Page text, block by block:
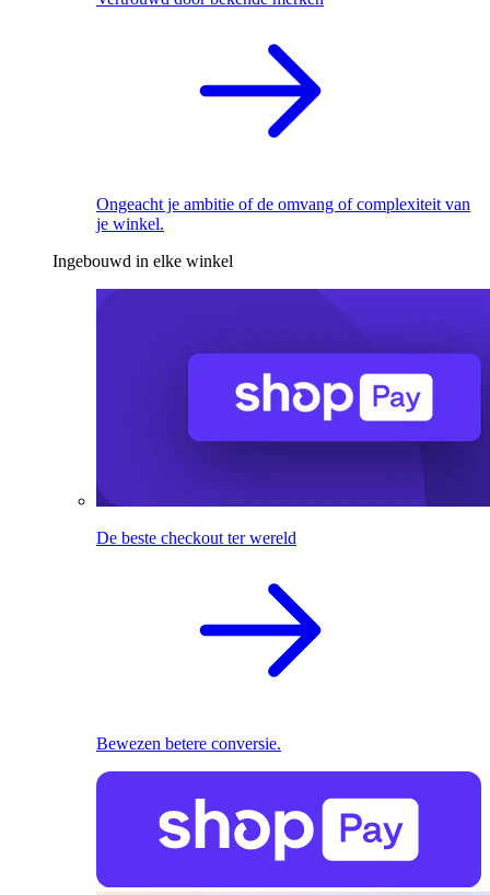
Ongeacht je ambitie of de omvang of complexiteit van
je winkel.
Ingebouwd in elke winkel
De beste checkout ter wereld
Bewezen betere conversie.